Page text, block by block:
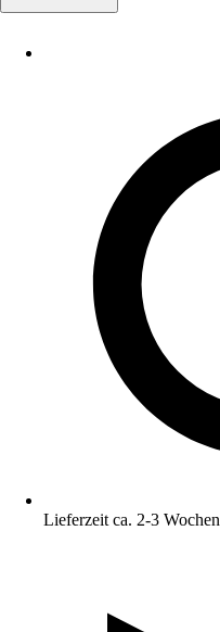
Lieferzeit ca. 2-3 Wochen